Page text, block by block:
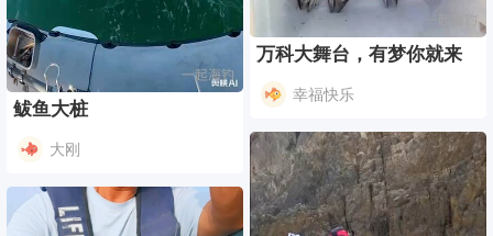
鲅鱼大桩
大刚
万科大舞台，有梦你就来
幸福快乐